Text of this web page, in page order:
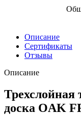
Описание
Сертификаты
Отзывы
Описание
Трехслойная
доска OAK